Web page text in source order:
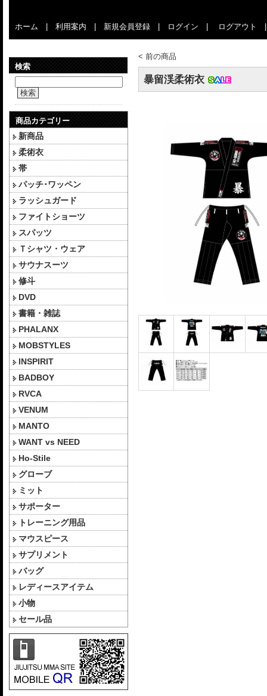
ホーム 利用案内 新規会員登録 ログイン ログアウト
検索
検索
商品カテゴリー
新商品
柔術衣
帯
パッチ･ワッペン
ラッシュガード
ファイトショーツ
スパッツ
Ｔシャツ・ウェア
サウナスーツ
修斗
DVD
書籍・雑誌
PHALANX
MOBSTYLES
INSPIRIT
BADBOY
RVCA
VENUM
MANTO
WANT vs NEED
Ho-Stile
グローブ
ミット
サポーター
トレーニング用品
マウスピース
サプリメント
バッグ
レディースアイテム
小物
セール品
< 前の商品
暴留渓柔術衣